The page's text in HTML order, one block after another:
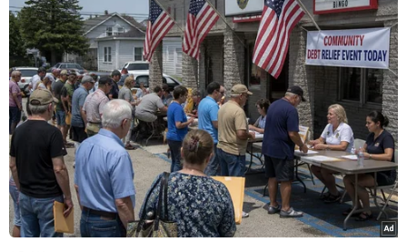
2022 và bằng 8% tổng dư nợ tín dụng của nền
kinh tế.
Thông tin trên được đưa ra tại cuộc họp của Bộ
Tài chính với các bộ, cơ quan Trung ương và các
Hiệp hội, doanh nghiệp lấy ý kiến đánh giá tình
hình triển khai Nghị định số 08/2023/NĐ-CP và
định hướng chính sách trong thời gian tới, chiều
ngày 28/11.
Ổn định thị trường